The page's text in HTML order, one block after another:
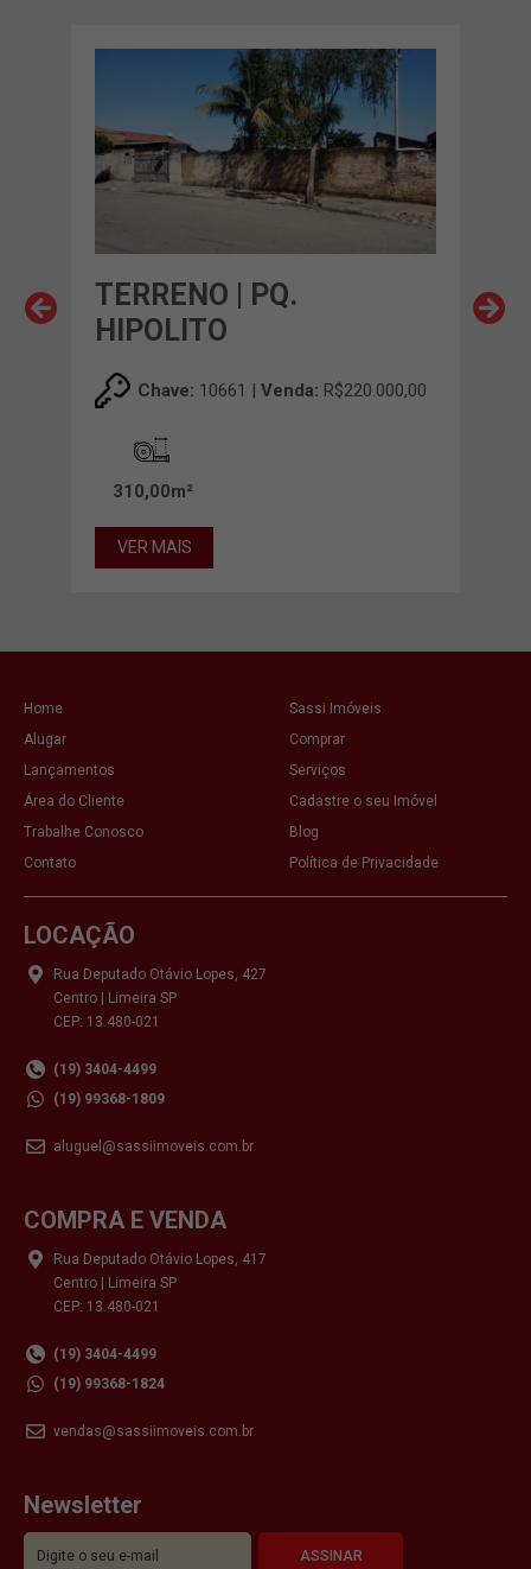
TERRENO | PQ.
HIPOLITO
Chave: 10661 | Venda: R$220.000,00
310,00m²
VER MAIS
Home
Sassi Imóveis
Alugar
Comprar
Lançamentos
Serviços
Área do Cliente
Cadastre o seu Imóvel
Trabalhe Conosco
Blog
Contato
Política de Privacidade
LOCAÇÃO
Rua Deputado Otávio Lopes, 427
Centro | Limeira SP
CEP: 13.480-021
(19) 3404-4499
(19) 99368-1809
aluguel@sassiimoveis.com.br
COMPRA E VENDA
Rua Deputado Otávio Lopes, 417
Centro | Limeira SP
CEP: 13.480-021
(19) 3404-4499
(19) 99368-1824
vendas@sassiimoveis.com.br
Newsletter